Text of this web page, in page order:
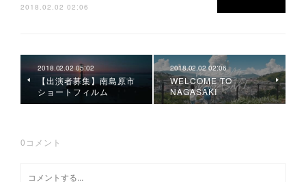
2018.02.02 02:06
2018.02.02 05:02
【出演者募集】南島原市
ショートフィルム
2018.02.02 02:06
WELCOME TO
NAGASAKI
0 コメント